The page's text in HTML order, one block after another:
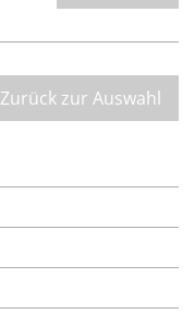
Zurück zur Auswahl